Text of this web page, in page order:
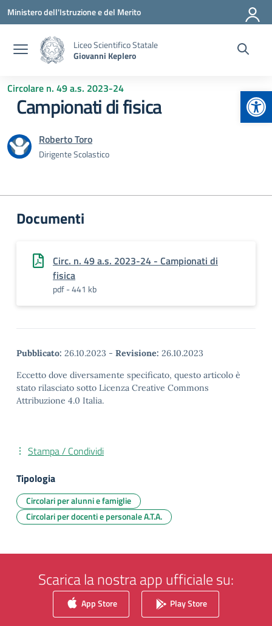
Vai ai contenuti
Vai al menu di navigazione
Vai al footer
Ministero dell'Istruzione e del Merito
Liceo Scientifico Statale
Giovanni Keplero
Circolare n. 49 a.s. 2023-24
Campionati di fisica
Roberto Toro
Dirigente Scolastico
Documenti
Circ. n. 49 a.s. 2023-24 - Campionati di
fisica
pdf - 441 kb
Pubblicato: 26.10.2023 - Revisione: 26.10.2023
Eccetto dove diversamente specificato, questo articolo è
stato rilasciato sotto Licenza Creative Commons
Attribuzione 4.0 Italia.
Stampa / Condividi
Tipologia
Circolari per alunni e famiglie
Circolari per docenti e personale A.T.A.
Scarica la nostra app ufficiale su:
App Store Play Store